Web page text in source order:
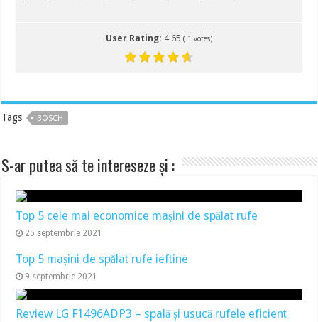
User Rating: 4.65 ( 1 votes)
Tags BOSCH
S-ar putea să te intereseze și :
Top 5 cele mai economice mașini de spălat rufe
25 septembrie 2021
Top 5 mașini de spălat rufe ieftine
9 septembrie 2021
Review LG F1496ADP3 – spală și usucă rufele eficient